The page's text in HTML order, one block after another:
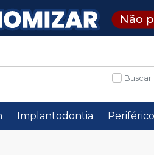
Implantodontia